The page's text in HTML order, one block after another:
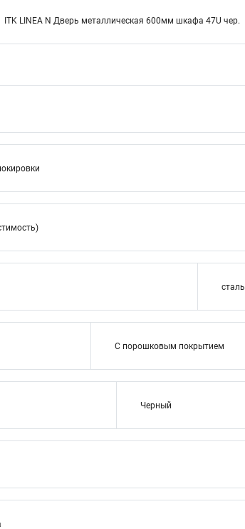
ITK LINEA N Дверь металлическая 600мм шкафа 47U чер.
сталь
С порошковым покрытием
Черный